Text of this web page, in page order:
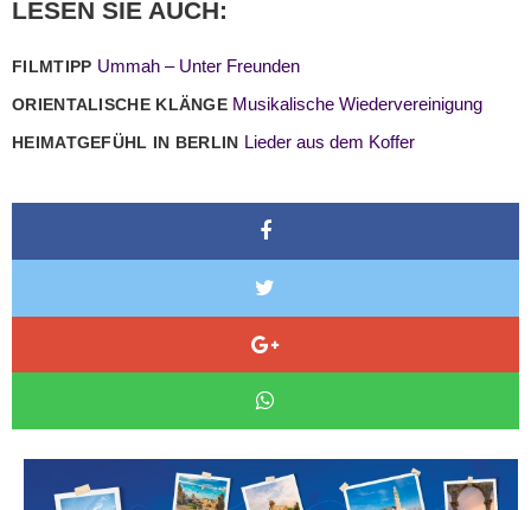
LESEN SIE AUCH:
FILMTIPP Ummah – Unter Freunden
ORIENTALISCHE KLÄNGE Musikalische Wiedervereinigung
HEIMATGEFÜHL IN BERLIN Lieder aus dem Koffer